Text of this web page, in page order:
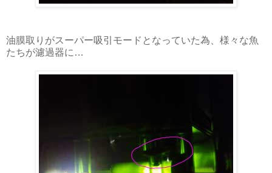
油膜取りがスーパー吸引モードとなっていた為、様々な魚
たちが濾過器に…